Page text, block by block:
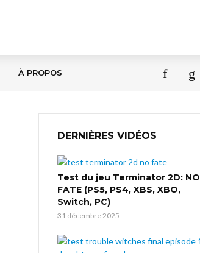
À PROPOS
DERNIÈRES VIDÉOS
Test du jeu Terminator 2D: NO
FATE (PS5, PS4, XBS, XBO,
Switch, PC)
31 décembre 2025